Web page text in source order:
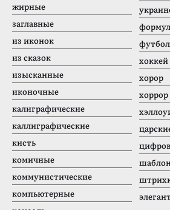
жирные
заглавные
из иконок
из сказок
изысканные
иконочные
калиграфические
каллиграфические
кисть
комичные
коммунистические
компьютерные
футбол
хоккей
хорор
хоррор